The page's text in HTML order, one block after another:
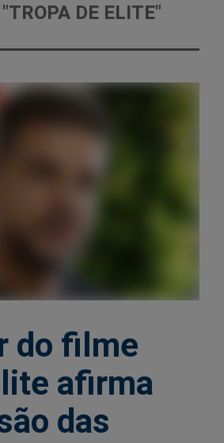
DE ELITE"
do filme
afirma
das